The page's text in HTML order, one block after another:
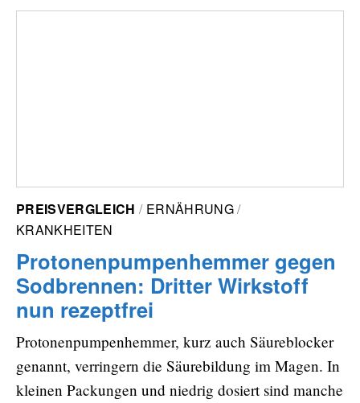
PREISVERGLEICH
ERNÄHRUNG
KRANKHEITEN
Protonenpumpenhemmer gegen
Sodbrennen: Dritter Wirkstoff
nun rezeptfrei
Protonenpumpenhemmer, kurz auch Säureblocker
genannt, verringern die Säurebildung im Magen. In
kleinen Packungen und niedrig dosiert sind manche